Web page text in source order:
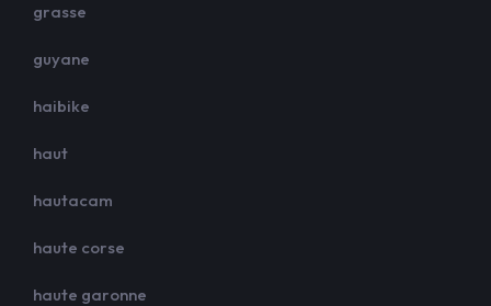
grasse
guyane
haibike
haut
hautacam
haute corse
haute garonne